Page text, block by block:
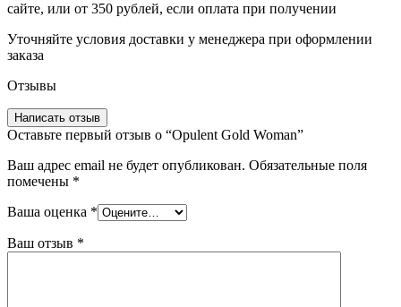
сайте, или от 350 рублей, если оплата при получении
Уточняйте условия доставки у менеджера при оформлении
заказа
Отзывы
Написать отзыв
Оставьте первый отзыв о “Opulent Gold Woman”
Ваш адрес email не будет опубликован. Обязательные поля
помечены *
Ваша оценка *
Ваш отзыв *